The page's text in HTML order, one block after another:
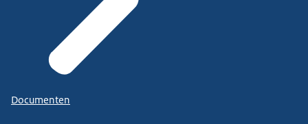
Documenten